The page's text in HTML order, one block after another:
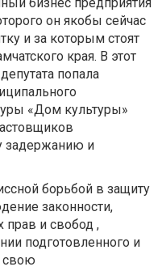
он якобы сейчас
и за которым стоят
края. В этот
попала
«Дом культуры»
задержанию и
борьбой в защиту
законности,
прав и свобод ,
подготовленного и
свою